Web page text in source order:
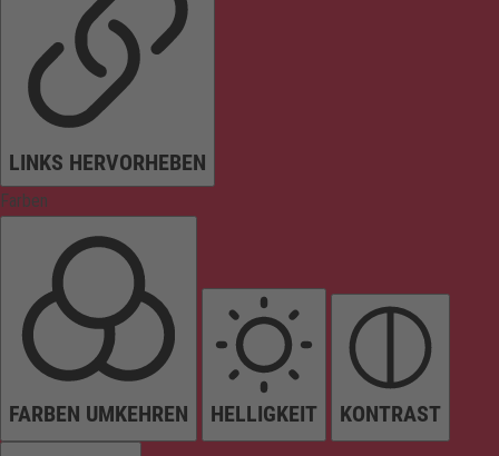
LINKS HERVORHEBEN
Farben
FARBEN UMKEHREN HELLIGKEIT KONTRAST